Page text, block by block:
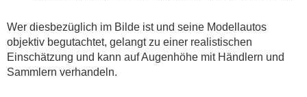
Wer diesbezüglich im Bilde ist und seine Modellautos
objektiv begutachtet, gelangt zu einer realistischen
Einschätzung und kann auf Augenhöhe mit Händlern und
Sammlern verhandeln.